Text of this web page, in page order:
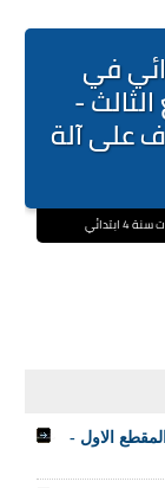
في
-
على آلة
4 ابتدائي
الاول -